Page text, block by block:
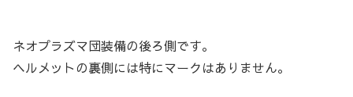
ネオプラズマ団装備の後ろ側です。
ヘルメットの裏側には特にマークはありません。